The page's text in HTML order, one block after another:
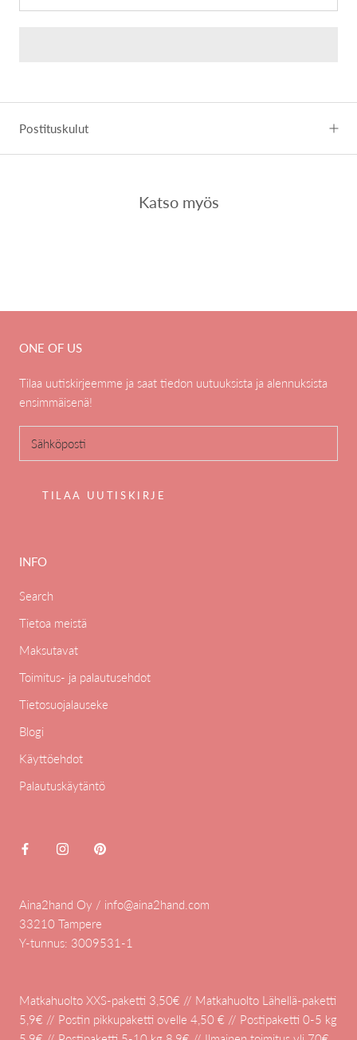
Postituskulut
Katso myös
ONE OF US
Tilaa uutiskirjeemme ja saat tiedon uutuuksista ja alennuksista
ensimmäisenä!
TILAA UUTISKIRJE
INFO
Search
Tietoa meistä
Maksutavat
Toimitus- ja palautusehdot
Tietosuojalauseke
Blogi
Käyttöehdot
Palautuskäytäntö
Aina2hand Oy / info@aina2hand.com
33210 Tampere
Y-tunnus: 3009531-1
Matkahuolto XXS-paketti 3,50€ // Matkahuolto Lähellä-paketti
5,9€ // Postin pikkupaketti ovelle 4,50 € // Postipaketti 0-5 kg